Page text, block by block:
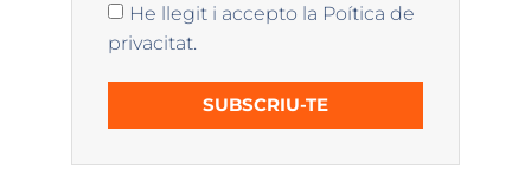
He llegit i accepto la Poítica de
privacitat.
SUBSCRIU-TE